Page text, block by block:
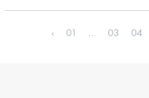
‹ 01 … 03 04